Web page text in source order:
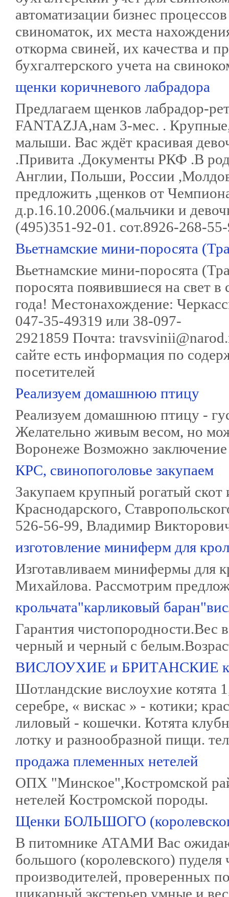
автоматизации бизнес
свиноматок, их места
откорма свиней, их качества и
бухгалтерского учета на
щенки коричневого лабрадора
Предлагаем щенков лабрадор-
FANTAZJA,нам 3-мес. .
малыши. Вас ждёт красивая
.Привита .Документы РКФ .В
Англии, Польши, России
предложить ,щенков от
д.р.16.10.2006.(мальчики и
(495)351-92-01. сот.8926-268-
Вьетнамские мини-поросята
Вьетнамские мини-поросята
поросята появившиеся на свет в
года! Местонахождение:
047-35-49319 или 38-097-
2921859 Почта:
сайте есть информация по
посетителей
Реализуем домашнюю птицу
Реализуем домашнюю птицу -
Желательно живым весом, но
Воронеже Возможно
КРС, свинопоголовье закупаем
Закупаем крупный рогатый скот
Краснодарского,
526-56-99, Владимир
изготовление миниферм для
Изготавливаем минифермы для
Михайлова. Рассмотрим
крольчата"карликовый
Гарантия чистопородности.Вес
черный и черный с
ВИСЛОУХИЕ и БРИТАНСКИЕ
Шотландские вислоухие котята
серебре, « вискас » - котики;
лиловый - кошечки. Котята
лотку и разнообразной пищи.
продажа племенных нетелей
ОПХ "Минское",Костромской
нетелей Костромской породы.
Щенки БОЛЬШОГО
В питомнике АТАМИ Вас
большого (королевского) пуделя
производителей, проверенных
шикарный экстерьер,умные и